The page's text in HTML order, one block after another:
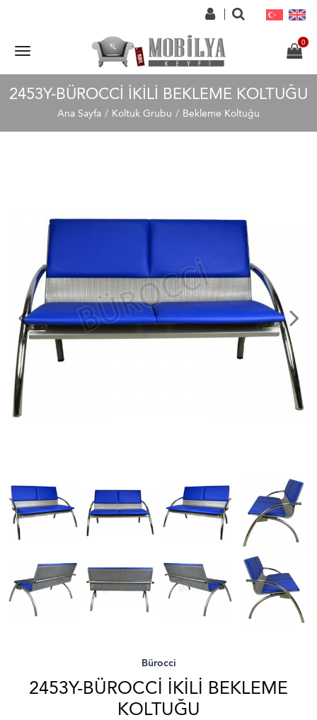
2453Y-BÜROCCI İKILI BEKLEME KOLTUĞU
Ana Sayfa Koltuk Grubu Bekleme Koltuğu
Bürocci
2453Y-BÜROCCI İKILI BEKLEME
KOLTUĞU